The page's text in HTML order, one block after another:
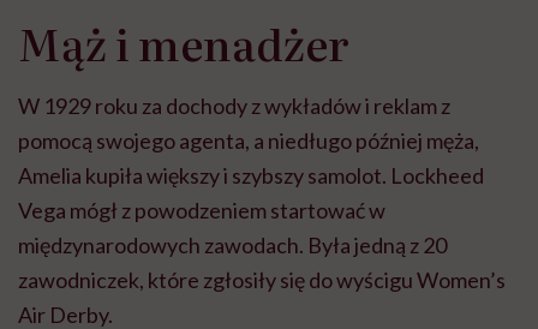
Mąż i menadżer
W 1929 roku za dochody z wykładów i reklam z
pomocą swojego agenta, a niedługo później męża,
Amelia kupiła większy i szybszy samolot. Lockheed
Vega mógł z powodzeniem startować w
międzynarodowych zawodach. Była jedną z 20
zawodniczek, które zgłosiły się do wyścigu Women’s
Air Derby.